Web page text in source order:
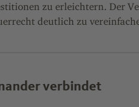
zu erleichtern. Der
deutlich zu
verbindet